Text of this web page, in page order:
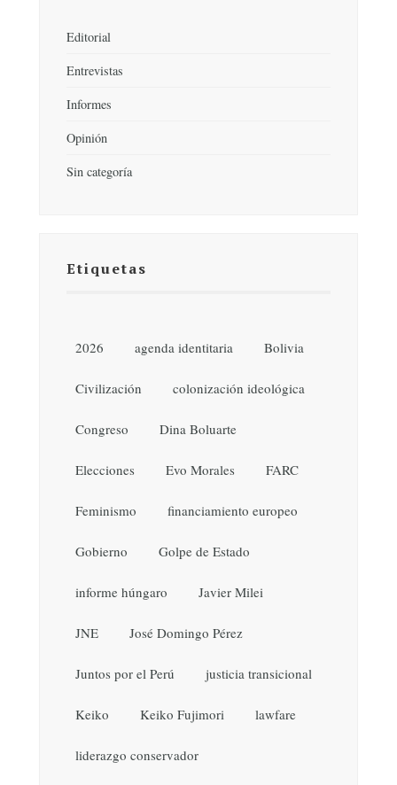
Editorial
Entrevistas
Informes
Opinión
Sin categoría
Etiquetas
2026 agenda identitaria Bolivia
Civilización colonización ideológica
Congreso Dina Boluarte
Elecciones Evo Morales FARC
Feminismo financiamiento europeo
Gobierno Golpe de Estado
informe húngaro Javier Milei
JNE José Domingo Pérez
Juntos por el Perú justicia transicional
Keiko Keiko Fujimori lawfare
liderazgo conservador